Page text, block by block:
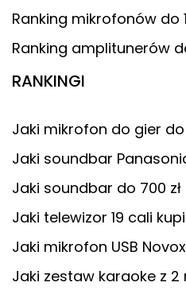
Ranking mikrofonów do
Ranking amplitunerów
RANKINGI
Jaki mikrofon do gier do
Jaki soundbar
Jaki soundbar do 700 zł
Jaki telewizor 19 cali
Jaki mikrofon USB
Jaki zestaw karaoke z